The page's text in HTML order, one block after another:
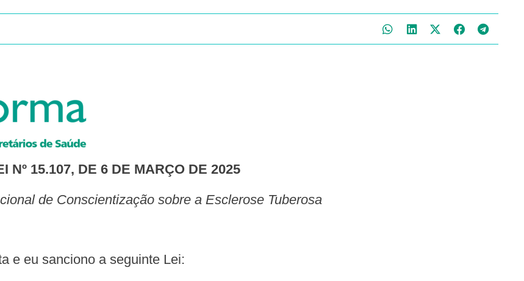
Nº 15.107, DE 6 DE MARÇO DE 2025
de Conscientização sobre a Esclerose Tuberosa
e eu sanciono a seguinte Lei: